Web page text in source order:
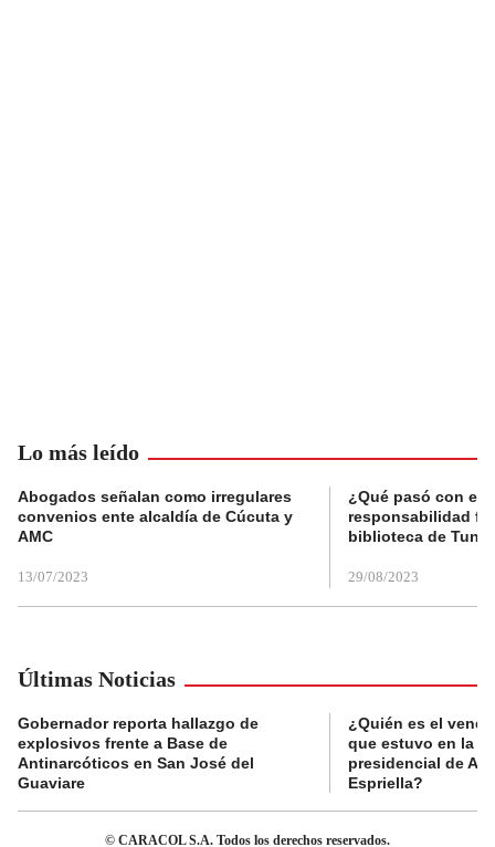
Lo más leído
Abogados señalan como irregulares
convenios ente alcaldía de Cúcuta y
AMC
13/07/2023
¿Qué pasó con el
responsabilidad
biblioteca de
29/08/2023
Últimas Noticias
Gobernador reporta hallazgo de
explosivos frente a Base de
Antinarcóticos en San José del
Guaviare
¿Quién es el
que estuvo en la
presidencial de
Espriella?
© CARACOL S.A. Todos los derechos reservados.